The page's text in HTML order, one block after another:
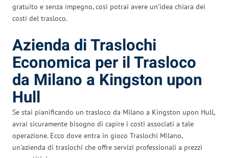
gratuito e senza impegno, così potrai avere un’idea chiara dei
costi del trasloco.
Azienda di Traslochi
Economica per il Trasloco
da Milano a Kingston upon
Hull
Se stai pianificando un trasloco da Milano a Kingston upon Hull,
avrai sicuramente bisogno di capire i costi associati a tale
operazione. Ecco dove entra in gioco Traslochi Milano,
un’azienda di traslochi che offre servizi professionali a prezzi